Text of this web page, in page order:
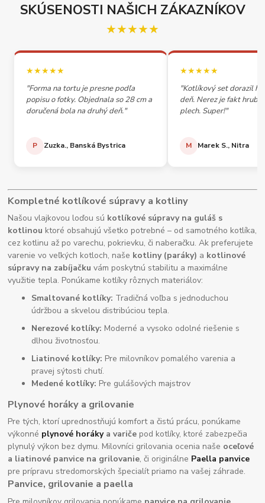
SKÚSENOSTI NAŠICH ZÁKAZNÍKOV
★★★★★
★★★★★
"Forma na tortu je presne podľa
popisu o fotky. Objednala so 28 cm a
doručená bola na druhý deň."
P Zuzka., Banská Bystrica
★★★★★
"Kotlíkový set dorazil
deň. Nerez je fakt
plech. Super!"
M Marek S., Nitra
Kompletné kotlíkové súpravy a kotliny
Našou vlajkovou loďou sú kotlíkové súpravy na guláš s
kotlinou ktoré obsahujú všetko potrebné – od samotného kotlíka,
cez kotlinu až po varechu, pokrievku, či naberačku. Ak preferujete
varenie vo veľkých kotloch, naše kotliny (paráky) a kotlinové
súpravy na zabíjačku vám poskytnú stabilitu a maximálne
využitie tepla. Ponúkame kotlíky rôznych materiálov:
Smaltované kotlíky: Tradičná voľba s jednoduchou
údržbou a skvelou distribúciou tepla.
Nerezové kotlíky: Moderné a vysoko odolné riešenie s
dlhou životnosťou.
Liatinové kotlíky: Pre milovníkov pomalého varenia a
pravej sýtosti chutí.
Medené kotlíky: Pre gulášových majstrov
Plynové horáky a grilovanie
Pre tých, ktorí uprednostňujú komfort a čistú prácu, ponúkame
výkonné plynové horákya variče pod kotlíky, ktoré zabezpečia
plynulý výkon bez dymu. Milovníci grilovania ocenia naše oceľové
a liatinové panvice na grilovanie, či originálne Paella panvice
pre prípravu stredomorských špecialít priamo na vašej záhrade.
Panvice, grilovanie a paella